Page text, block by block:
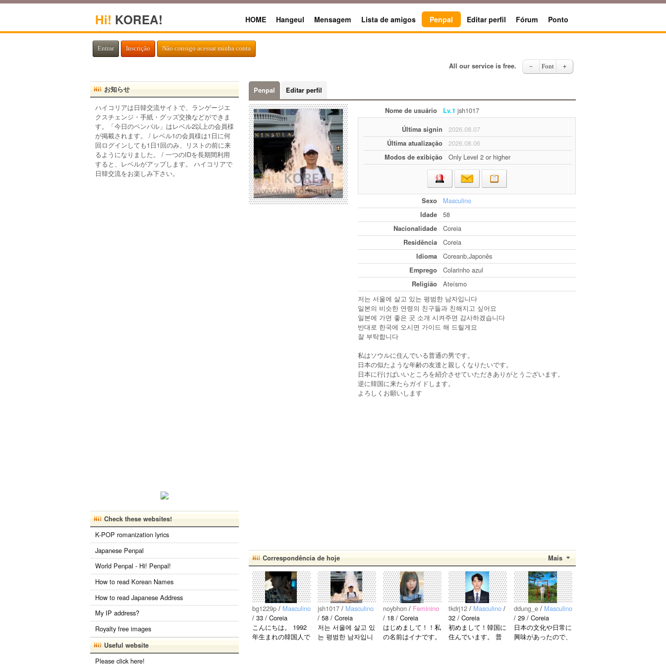
Hi! KOREA! HOME Hangeul Mensagem Lista de amigos Penpal Editar perfil Fórum Ponto
Entrar Inscrição Não consigo acessar minha conta
All our service is free. － Font ＋
お知らせ
ハイコリアは日韓交流サイトで、ランゲージエ
クスチェンジ・手紙・グッズ交換などができま
す。「今日のペンパル」はレベル2以上の会員様
が掲載されます。 / レベル1の会員様は1日に何
回ログインしても1日1回のみ、リストの前に来
るようになりました。 / 一つのIDを長期間利用
すると、レベルがアップします。 ハイコリアで
日韓交流をお楽しみ下さい。
Penpal Editar perfil
Nome de usuário Lv.1 jsh1017
Última signin 2026.08.07
Última atualização 2026.08.06
Modos de exibição Only Level 2 or higher
Sexo Masculino
Idade 58
Nacionalidade Coreia
Residência Coreia
Idioma Coreanb,Japonês
Emprego Colarinho azul
Religião
Ateísmo
저는 서울에 살고 있는 평범한 남자입니다
일본의 비슷한 연령의 친구들과 친해지고 싶어요
일본에 가면 좋은 곳 소개 시켜주면 감사하겠습니다
반대로 한국에 오시면 가이드 해 드릴게요
잘 부탁합니다
私はソウルに住んでいる普通の男です。
日本の似たような年齢の友達と親しくなりたいです。
日本に行けばいいところを紹介させていただきありがとうございます。
逆に韓国に来たらガイドします。
よろしくお願いします
Mais
Correspondência de hoje
bg1229p / Masculino
/ 33 / Coreia
こんにちは。 1992
年生まれの韓国人で
jsh1017 / Masculino
/ 58 / Coreia
저는 서울에 살고 있
는 평범한 남자입니
noybhon / Feminino
/ 18 / Coreia
はじめまして！！私
の名前はイナです。
tkdrj12 / Masculino/
32 / Coreia
初めまして！韓国に
住んでいます。 ​普
ddung_e / Masculino
/ 29 / Coreia
日本の文化や日常に
興味があったので、
Check these websites!
K-POP romanization lyrics
Japanese Penpal
World Penpal - Hi! Penpal!
How to read Korean Names
How to read Japanese Address
My IP address?
Royalty free images
Useful website
Please click here!